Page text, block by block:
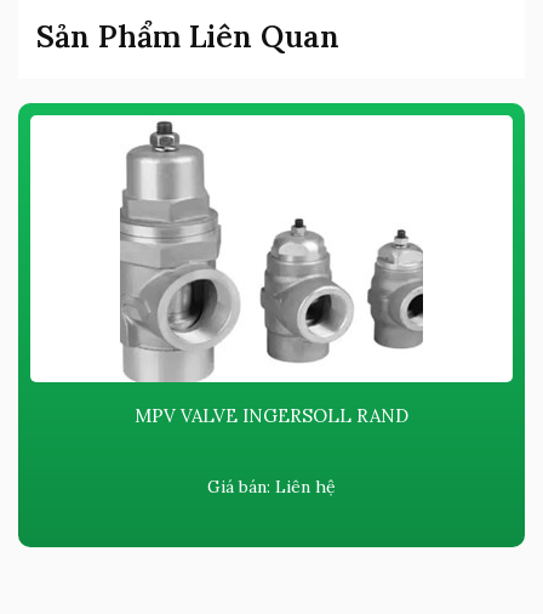
Sản Phẩm Liên Quan
MPV VALVE INGERSOLL RAND
Giá bán: Liên hệ